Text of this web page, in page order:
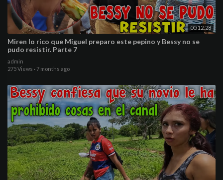
00:12:28
Miren lo rico que Miguel preparo este pepino y Bessy no se
pudo resistir. Parte 7
admin
275 Views ·7 months ago